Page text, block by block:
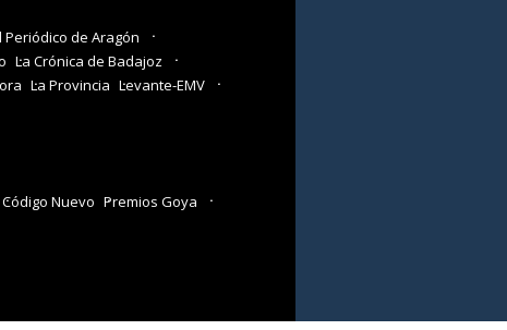
Periódico de Aragón
La Crónica de Badajoz
La Provincia Levante-EMV
Código Nuevo Premios Goya